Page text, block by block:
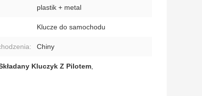
plastik + metal
Klucze do samochodu
Chiny
Kluczyk Z Pilotem,